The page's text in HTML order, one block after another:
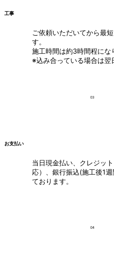
ご依頼いただいてから最
す。
施工時間は約3時間程にな
※込み合っている場合は翌
工事
03
当日現金払い、クレジッ
応）、銀行振込(施工後1
ております。
お支払い
04